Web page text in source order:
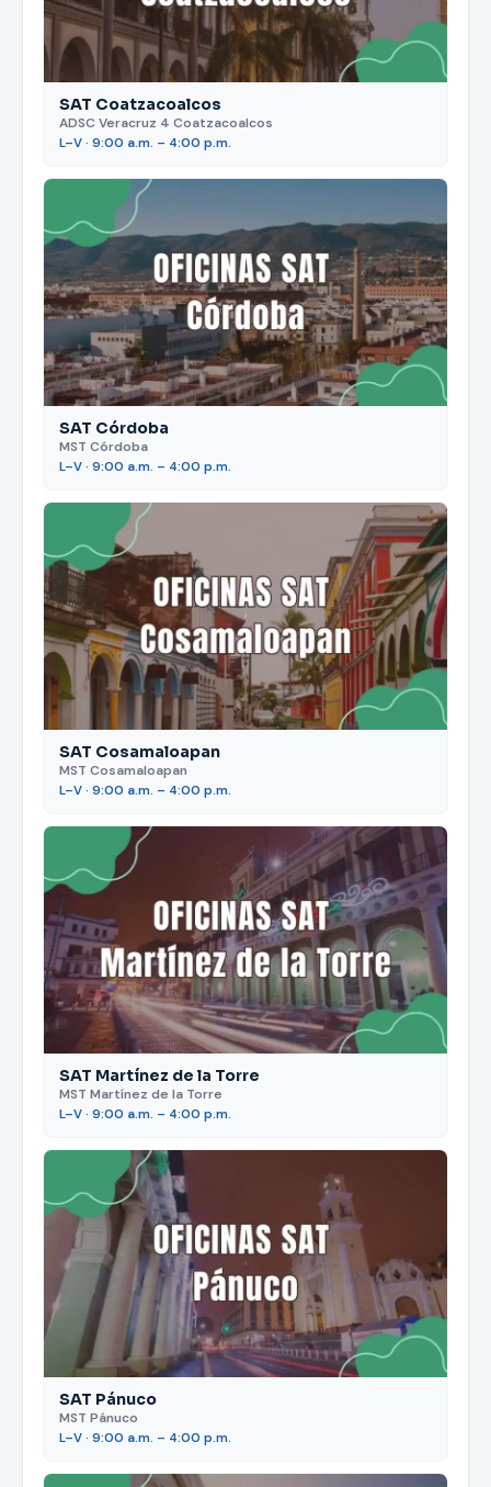
SAT Coatzacoalcos
ADSC Veracruz 4 Coatzacoalcos
L–V · 9:00 a.m. – 4:00 p.m.
SAT Córdoba
MST Córdoba
L–V · 9:00 a.m. – 4:00 p.m.
SAT Cosamaloapan
MST Cosamaloapan
L–V · 9:00 a.m. – 4:00 p.m.
SAT Martínez de la Torre
MST Martínez de la Torre
L–V · 9:00 a.m. – 4:00 p.m.
SAT Pánuco
MST Pánuco
L–V · 9:00 a.m. – 4:00 p.m.